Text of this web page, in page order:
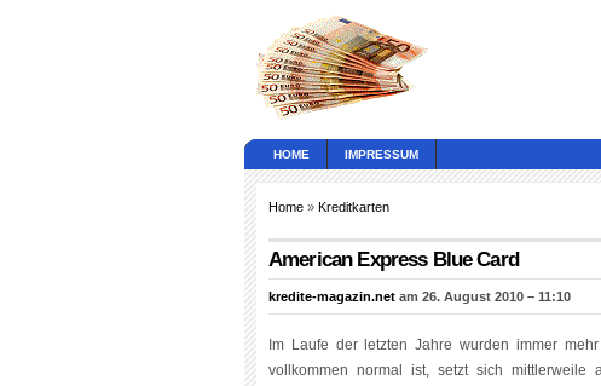
HOME IMPRESSUM
Home » Kreditkarten
American Express Blue Card
kredite-magazin.net am 26. August 2010 – 11:10
Im Laufe der letzten Jahre wurden immer
vollkommen normal ist, setzt sich